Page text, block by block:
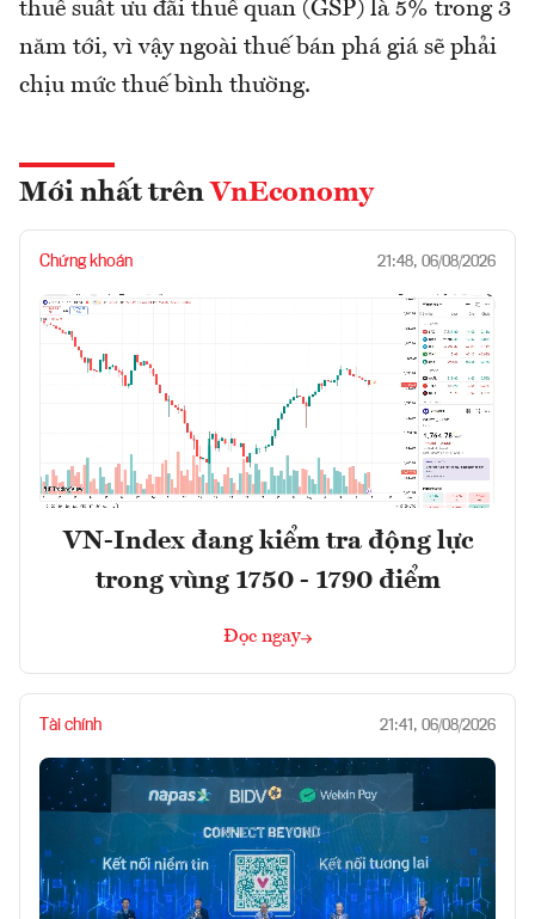
thuế suất ưu đãi thuế quan (GSP) là 5% trong 3
năm tới, vì vậy ngoài thuế bán phá giá sẽ phải
chịu mức thuế bình thường.
Mới nhất trên VnEconomy
Chứng khoán 21:48, 06/08/2026
VN-Index đang kiểm tra động lực
trong vùng 1750 - 1790 điểm
Đọc ngay
Tài chính 21:41, 06/08/2026